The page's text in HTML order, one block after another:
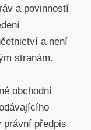
a povinností
a není
stranám.
obchodní
právní předpis